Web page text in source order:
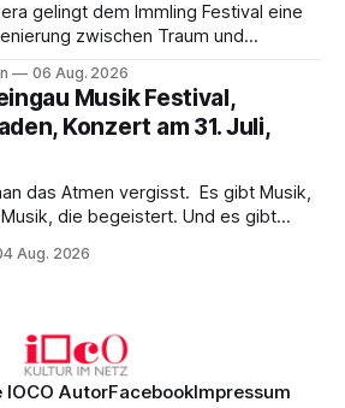
gelingt dem Immling Festival eine
zwischen Traum und
starken Bildern, getragen von
und einer musikalisch
06 Aug. 2026
Musik Festival,
Konzert am 31. Juli,
vergisst. Es gibt Musik,
die begeistert. Und es gibt
im Kurhaus Wiesbaden, an dem
Aug. 2026
IOCO AutorFacebookImpressum